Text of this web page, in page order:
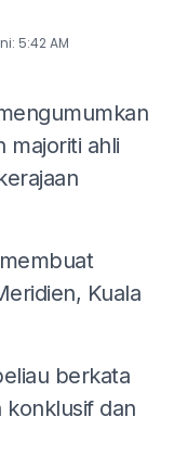
: 5:42 AM
majoriti ahli
Kuala
berkata
konklusif dan